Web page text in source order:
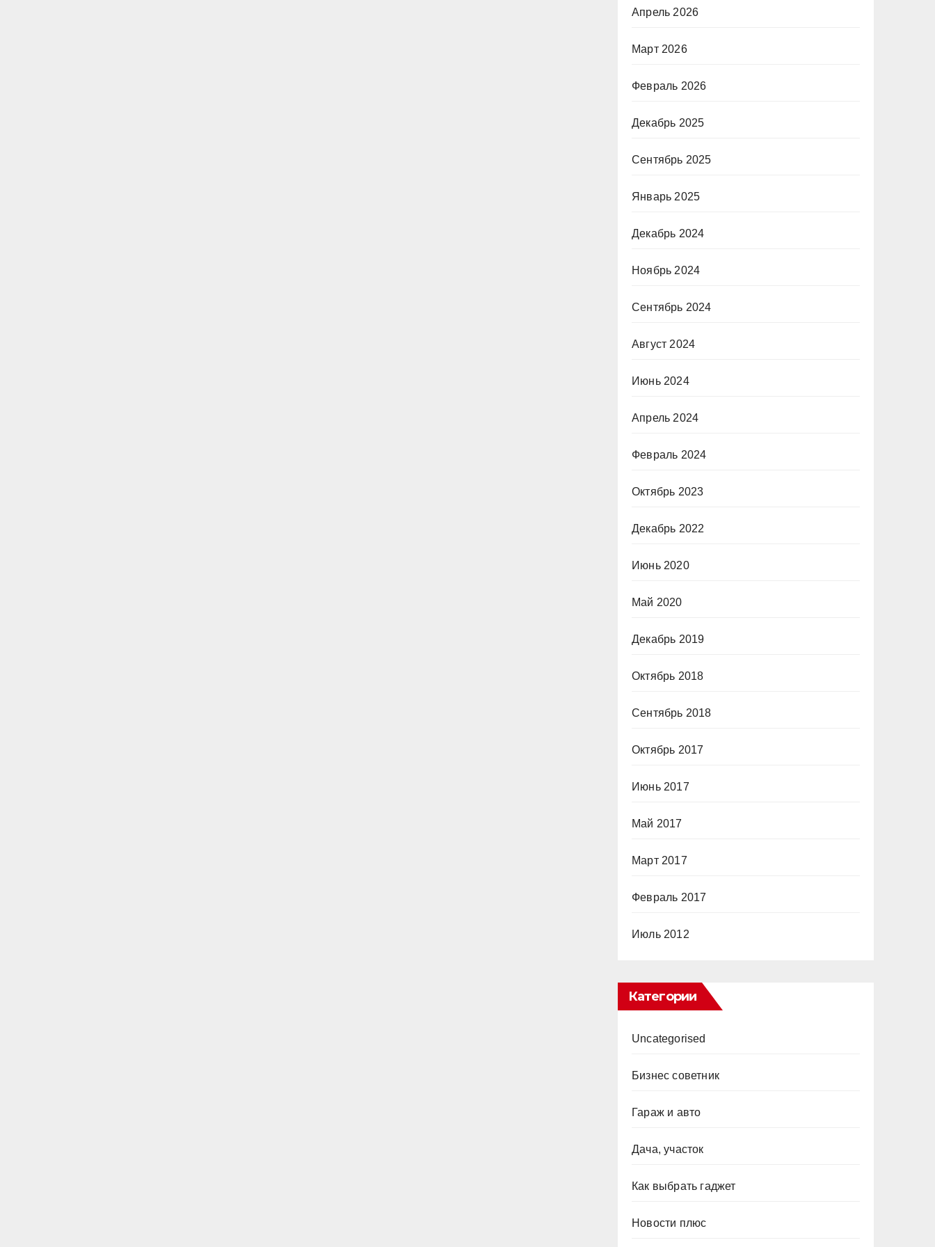
Апрель 2026
Март 2026
Февраль 2026
Декабрь 2025
Сентябрь 2025
Январь 2025
Декабрь 2024
Ноябрь 2024
Сентябрь 2024
Август 2024
Июнь 2024
Апрель 2024
Февраль 2024
Октябрь 2023
Декабрь 2022
Июнь 2020
Май 2020
Декабрь 2019
Октябрь 2018
Сентябрь 2018
Октябрь 2017
Июнь 2017
Май 2017
Март 2017
Февраль 2017
Июль 2012
Категории
Uncategorised
Бизнес советник
Гараж и авто
Дача, участок
Как выбрать гаджет
Новости плюс